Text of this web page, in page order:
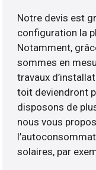
Notre devis est
configuration la
Notamment,
sommes en
travaux
toit deviendront
disposons de
nous vous
solaires, par